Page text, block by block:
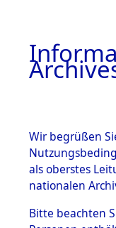
BESTÄNDE
1.
Wir begrüßen
als oberstes
nationalen
Bitte beachten